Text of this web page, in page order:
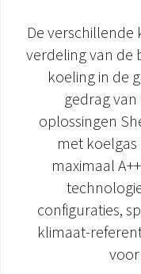
VERWARMING
LUCHTBEHANDELING
GEÏNTEGREERDE SYSTEMEN
CONTACTEN
DOCUMENTATIE PRODUCTEN
De verschillende
verdeling van de
koeling in de
gedrag
oplossingen
met koelgas
maximaal
configuraties,
klimaat-